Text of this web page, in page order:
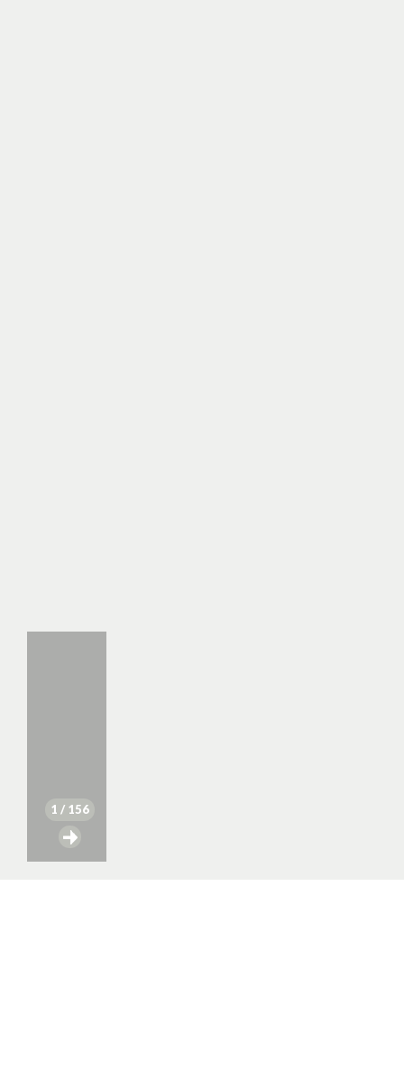
1 / 156